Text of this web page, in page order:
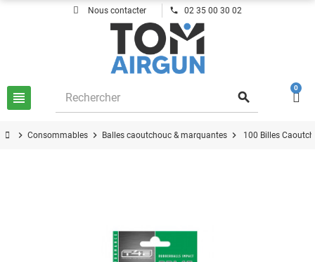
Nous contacter phone 02 35 00 30 02
view_headline search
0
chevron_right Consommables chevron_right Balles caoutchouc & marquantes chevron_right 100 Billes